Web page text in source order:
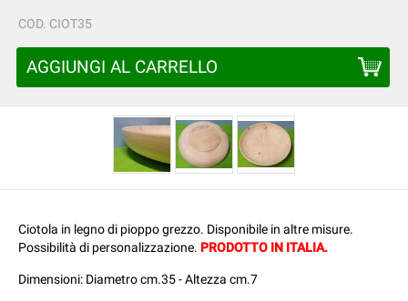
COD. CIOT35
AGGIUNGI AL CARRELLO
Ciotola in legno di pioppo grezzo. Disponibile in altre misure.
Possibilità di personalizzazione. PRODOTTO IN ITALIA.
Dimensioni: Diametro cm.35 - Altezza cm.7